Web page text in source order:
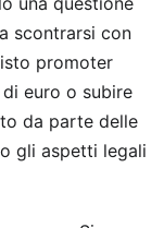
scontrarsi con
promoter
euro o subire
da parte delle
gli aspetti legali